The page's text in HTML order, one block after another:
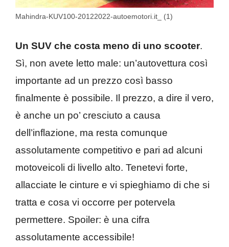
Mahindra-KUV100-20122022-autoemotori.it_ (1)
Un SUV che costa meno di uno scooter.
Sì, non avete letto male: un’autovettura così
importante ad un prezzo così basso
finalmente è possibile. Il prezzo, a dire il vero,
è anche un po’ cresciuto a causa
dell’inflazione, ma resta comunque
assolutamente competitivo e pari ad alcuni
motoveicoli di livello alto. Tenetevi forte,
allacciate le cinture e vi spieghiamo di che si
tratta e cosa vi occorre per potervela
permettere. Spoiler: è una cifra
assolutamente accessibile!